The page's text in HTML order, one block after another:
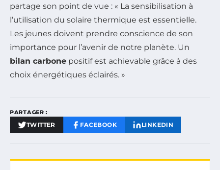
partage son point de vue : « La sensibilisation à
l’utilisation du solaire thermique est essentielle.
Les jeunes doivent prendre conscience de son
importance pour l’avenir de notre planète. Un
bilan carbone positif est achievable grâce à des
choix énergétiques éclairés. »
PARTAGER :
TWITTER FACEBOOK LINKEDIN